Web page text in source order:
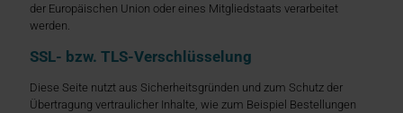
der Europäischen Union oder eines Mitgliedstaats verarbeitet
werden.
SSL- bzw. TLS-Verschlüsselung
Diese Seite nutzt aus Sicherheitsgründen und zum Schutz der
Übertragung vertraulicher Inhalte, wie zum Beispiel Bestellungen